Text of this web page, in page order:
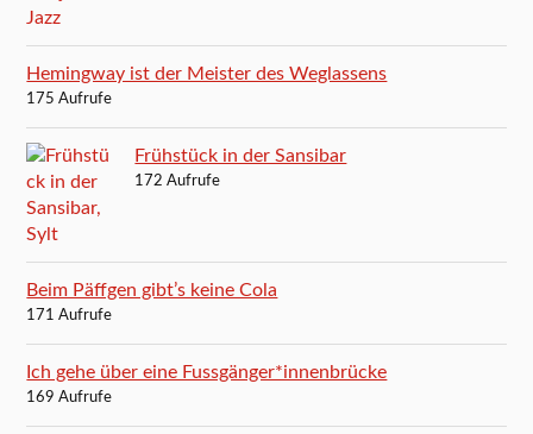
Hemingway ist der Meister des Weglassens
175 Aufrufe
Frühstück in der Sansibar
172 Aufrufe
Beim Päffgen gibt’s keine Cola
171 Aufrufe
Ich gehe über eine Fussgänger*innenbrücke
169 Aufrufe